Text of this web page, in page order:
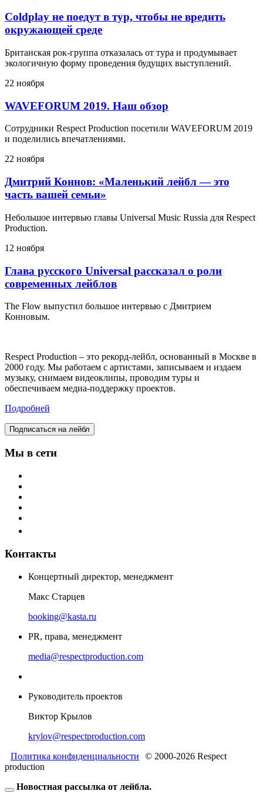
Coldplay не поедут в тур, чтобы не вредить
окружающей среде
Британская рок-группа отказалась от тура и продумывает
экологичную форму проведения будущих выступлений.
22 ноября
WAVEFORUM 2019. Наш обзор
Сотрудники Respect Production посетили WAVEFORUM 2019
и поделились впечатлениями.
22 ноября
Дмитрий Коннов: «Маленький лейбл — это
часть вашей семьи»
Небольшое интервью главы Universal Music Russia для Respect
Production.
12 ноября
Глава русского Universal рассказал о роли
современных лейблов
The Flow выпустил большое интервью с Дмитрием
Конновым.
Respect Production – это рекорд-лейбл, основанный в Москве в
2000 году. Мы работаем с артистами, записываем и издаем
музыку, снимаем видеоклипы, проводим туры и
обеспечиваем медиа-поддержку проектов.
Подробней
Подписаться на лейбл
Мы в сети
Контакты
Концертный директор, менеджмент
Макс Старцев
booking@kasta.ru
PR, права, менеджмент
media@respectproduction.com
Руководитель проектов
Виктор Крылов
krylov@respectproduction.com
Политика конфиденциальности
© 2000-2026 Respect
production
Новостная рассылка от лейбла.